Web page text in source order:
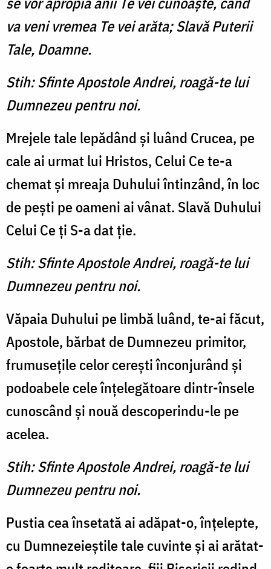
va veni vremea Te vei arăta; Slavă Puterii
Tale, Doamne.
Stih: Sfinte Apostole Andrei, roagă-te lui
Dumnezeu pentru noi.
Mrejele tale lepădând şi luând Crucea, pe
cale ai urmat lui Hristos, Celui Ce te-a
chemat şi mreaja Duhului întinzând, în loc
de peşti pe oameni ai vânat. Slavă Duhului
Celui Ce ţi S-a dat ţie.
Stih: Sfinte Apostole Andrei, roagă-te lui
Dumnezeu pentru noi.
Văpaia Duhului pe limbă luând, te-ai făcut,
Apostole, bărbat de Dumnezeu primitor,
frumuseţile celor cereşti înconjurând şi
podoabele cele înţelegătoare dintr-însele
cunos­când şi nouă descoperindu-le pe
acelea.
Stih: Sfinte Apostole Andrei, roagă-te lui
Dumnezeu pentru noi.
Pustia cea însetată ai adăpat-o, înţelepte,
cu Dumnezeieştile tale cuvinte şi ai arătat-